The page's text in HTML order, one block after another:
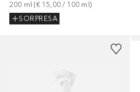
200 ml (€ 15,00 / 100 ml )
SORPRESA